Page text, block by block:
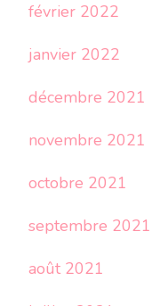
février 2022
janvier 2022
décembre 2021
novembre 2021
octobre 2021
septembre 2021
août 2021